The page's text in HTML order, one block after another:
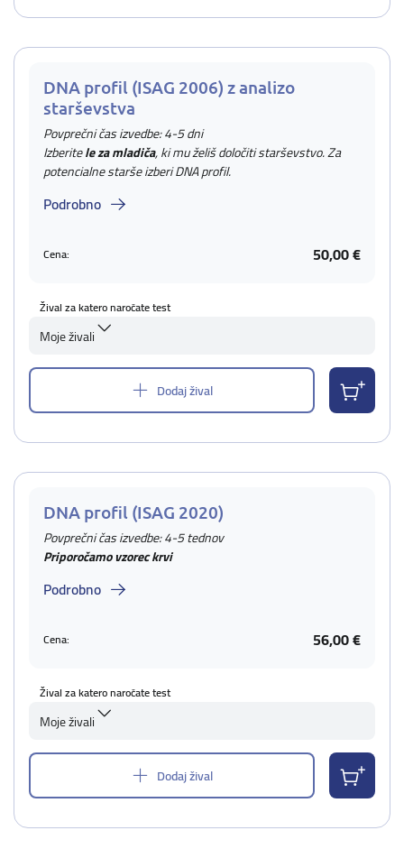
DNA profil (ISAG 2006) z analizo
starševstva
Povprečni čas izvedbe: 4-5 dni
Izberitele za mladiča, ki mu želiš določiti starševstvo. Za
potencialne starše izberi DNA profil.
Podrobno
Cena: 50,00 €
Žival za katero naročate test
Moje živali
Dodaj žival
DNA profil (ISAG 2020)
Povprečni čas izvedbe: 4-5 tednov
Priporočamo vzorec krvi
Podrobno
Cena: 56,00 €
Žival za katero naročate test
Moje živali
Dodaj žival